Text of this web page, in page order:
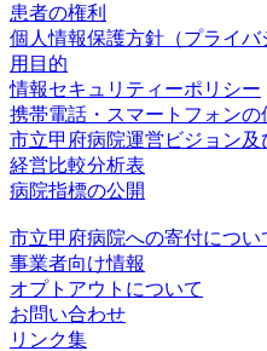
患者の権利
個人情報保護方針（プライ
用目的
情報セキュリティーポリシー
携帯電話・スマートフォンの
市立甲府病院運営ビジョン及
経営比較分析表
病院指標の公開
市立甲府病院への寄付につい
事業者向け情報
オプトアウトについて
お問い合わせ
リンク集